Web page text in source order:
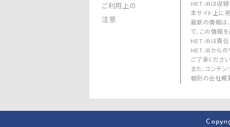
ご利用上の
注意
NET-IRは収録
本サイト上に
最新の情報は
で、この情報
NET-IRは責任
NET-IRからの
ご了承ください
また、コンテ
個別の会社概